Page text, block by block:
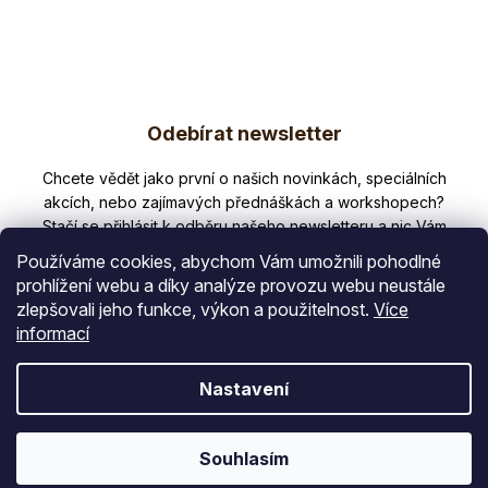
Používáme cookies, abychom Vám umožnili pohodlné
prohlížení webu a díky analýze provozu webu neustále
zlepšovali jeho funkce, výkon a použitelnost. Více
informací
Nastavení
Souhlasím
a
Odebírat newsletter
Nezmeškejte žádné novinky či slevy!
E-mail
Vložením e-mailu souhlasíte s
podmínkami ochrany osobních údajů